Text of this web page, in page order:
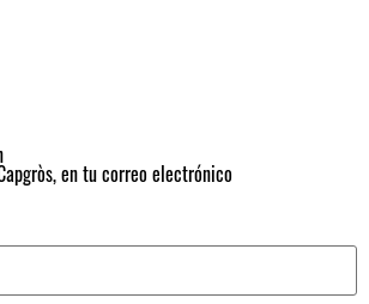
en tu correo electrónico